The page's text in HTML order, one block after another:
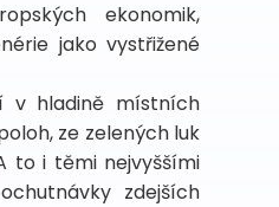
ekonomik,
jako vystřižené
v hladině místních
ze zelených luk
to i těmi nejvyššími
zdejších